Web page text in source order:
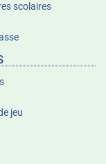
scolaires
jeu